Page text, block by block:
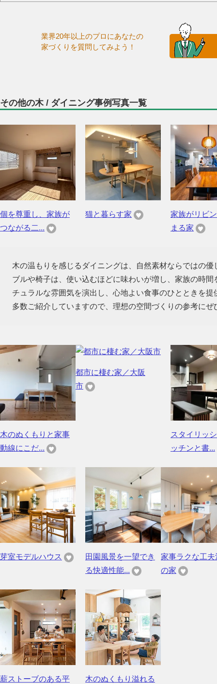
業界20年以上のプロにあなたの
家づくりを質問してみよう！
その他の木 / ダイニング事例写真一覧
個を尊重し、家族が
つながる二...
猫と暮らす家
家族がリビ
まる家
木の温もりを感じるダイニングは、自然素材ならではの
ブルや椅子は、使い込むほどに味わいが増し、家族の時
チュラルな雰囲気を演出し、心地よい食事のひとときを
多数ご紹介していますので、理想の空間づくりの参考にぜ
木のぬくもりと家事
動線にこだ...
都市に棲む家／大阪
市
スタイリッ
ッチンと書...
芽室モデルハウス
田園風景を一望でき
る快適性能...
家事ラクな工夫
の家
薪ストーブのある平
木のぬくもり溢れる